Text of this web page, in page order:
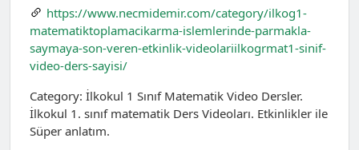
https://www.necmidemir.com/category/ilkog1-
matematiktoplamacikarma-islemlerinde-parmakla-
saymaya-son-veren-etkinlik-videolariilkogrmat1-sinif-
video-ders-sayisi/
Category: İlkokul 1 Sınıf Matematik Video Dersler.
İlkokul 1. sınıf matematik Ders Videoları. Etkinlikler ile
Süper anlatım.